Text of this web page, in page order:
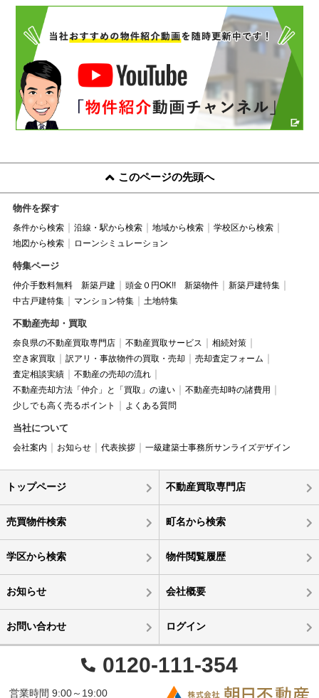
このページの先頭へ
物件を探す
条件から検索 沿線・駅から検索 地域から検索
学校区から検索
地図から検索
ローンシミュレーション
特集ページ
仲介手数料無料 新築戸建 頭金０円OK!! 新築物件
新築戸建特集
中古戸建特集
マンション特集 土地特集
不動産売却・買取
奈良県の不動産買取専門店 不動産買取サービス
相続対策
空き家買取
訳アリ・事故物件の買取・売却
売却査定フォーム
査定相談実績
不動産の売却の流れ
不動産売却方法「仲介」と「買取」の違い
不動産売却時の諸費用
少しでも高く売るポイント
よくある質問
当社について
会社案内 お知らせ 代表挨拶 一級建築士事務所サンライズデザイン
トップページ 不動産買取専門店
売買物件検索 町名から検索
学区から検索 物件閲覧履歴
お知らせ 会社概要
お問い合わせ ログイン
0120-111-354
営業時間 9:00～19:00